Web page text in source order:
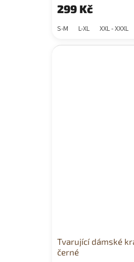
299 Kč
S-M L-XL XXL - XXXL
Tvarující dámské
černé